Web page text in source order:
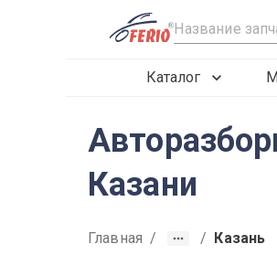
R
Каталог
Казани
Главная / / Казань